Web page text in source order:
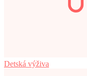
Detská výživa